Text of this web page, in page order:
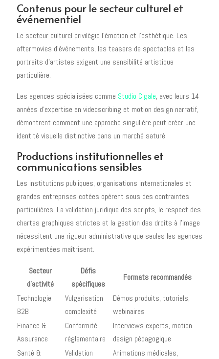
Contenus pour le secteur culturel et
événementiel
Le secteur culturel privilégie l'émotion et l'esthétique. Les
aftermovies d'événements, les teasers de spectacles et les
portraits d'artistes exigent une sensibilité artistique
particulière.
Les agences spécialisées comme Studio Cigale, avec leurs 14
années d'expertise en videoscribing et motion design narratif,
démontrent comment une approche singulière peut créer une
identité visuelle distinctive dans un marché saturé.
Productions institutionnelles et
communications sensibles
Les institutions publiques, organisations internationales et
grandes entreprises cotées opèrent sous des contraintes
particulières. La validation juridique des scripts, le respect des
chartes graphiques strictes et la gestion des droits à l'image
nécessitent une rigueur administrative que seules les agences
expérimentées maîtrisent.
Secteur
d'activité
Défis
spécifiques
Formats recommandés
Technologie
B2B
Vulgarisation
complexité
Démos produits, tutoriels,
webinaires
Finance &
Assurance
Conformité
réglementaire
Interviews experts, motion
design pédagogique
Santé &
Validation
Animations médicales,